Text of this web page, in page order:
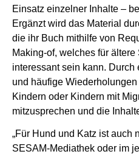
Einsatz einzelner Inhalte –
Ergänzt wird das Material
die ihr Buch mithilfe von
Making-of, welches für
interessant sein kann.
und häufige
Kindern oder Kindern mit
mitzusprechen und die
„Für Hund und Katz ist auch
SESAM-Mediathek oder im